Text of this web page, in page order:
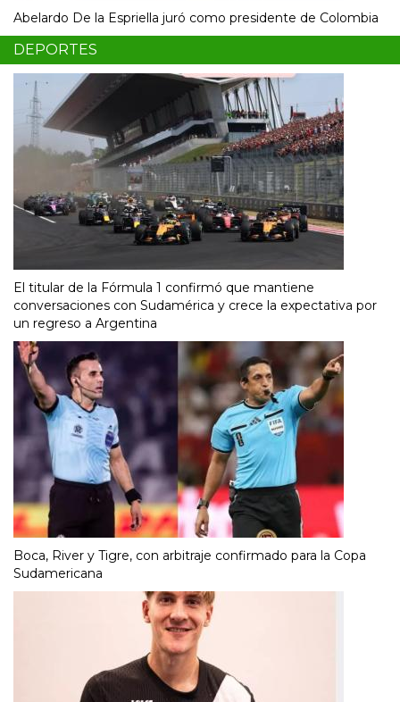
Abelardo De la Espriella juró como presidente de Colombia
DEPORTES
El titular de la Fórmula 1 confirmó que mantiene
conversaciones con Sudamérica y crece la expectativa por
un regreso a Argentina
Boca, River y Tigre, con arbitraje confirmado para la Copa
Sudamericana